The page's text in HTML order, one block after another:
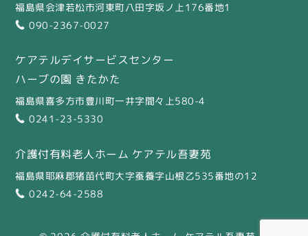
福島県会津若松市河東町八田字坂ノ上176番地1
090-2367-0027
ケアテルデイサービスセンター
ハーブの園 きたかた
福島県喜多方市豊川町一井字間々上580-4
0241-23-5330
介護付有料老人ホーム ケアテル吾妻苑
福島県耶麻郡猪苗代町大字蚕養字山根乙535番地の12
0242-64-2588